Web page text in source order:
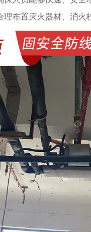
布置灭火器材、消火